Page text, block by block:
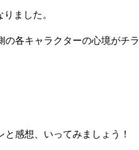
ました。
各キャラクターの心境がチラ
感想、いってみましょう！